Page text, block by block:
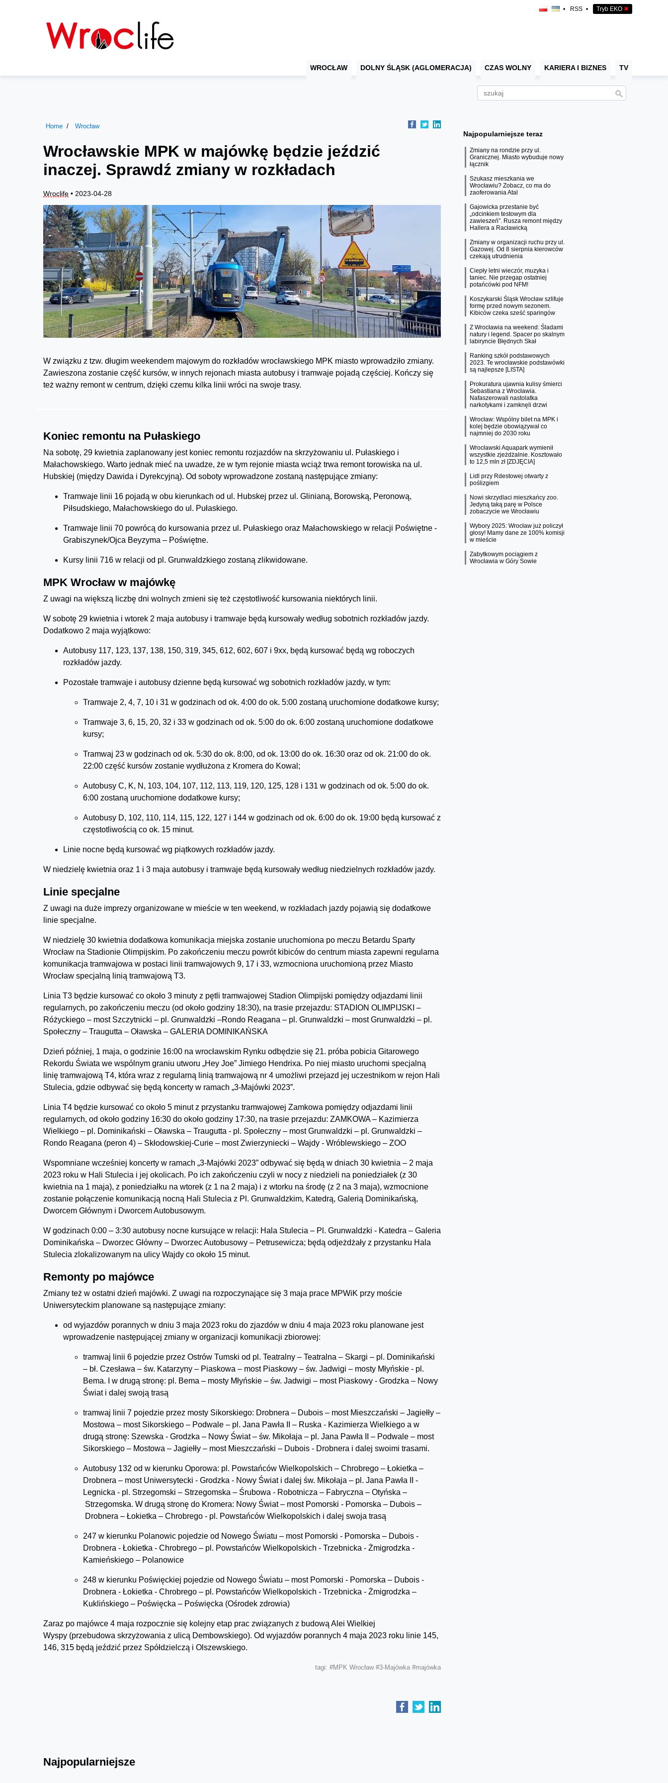
• RSS • Tryb EKO ✖
WROCŁAW DOLNY ŚLĄSK (AGLOMERACJA) CZAS WOLNY KARIERA I BIZNES TV
Home Wrocław
Wrocławskie MPK w majówkę będzie jeździć
inaczej. Sprawdź zmiany w rozkładach
Wroclife • 2023-04-28
W związku z tzw. długim weekendem majowym do rozkładów wrocławskiego MPK miasto wprowadziło zmiany.
Zawieszona zostanie część kursów, w innych rejonach miasta autobusy i tramwaje pojadą częściej. Kończy się
też ważny remont w centrum, dzięki czemu kilka linii wróci na swoje trasy.
Koniec remontu na Pułaskiego
Na sobotę, 29 kwietnia zaplanowany jest koniec remontu rozjazdów na skrzyżowaniu ul. Pułaskiego i
Małachowskiego. Warto jednak mieć na uwadze, że w tym rejonie miasta wciąż trwa remont torowiska na ul.
Hubskiej (między Dawida i Dyrekcyjną). Od soboty wprowadzone zostaną następujące zmiany:
Tramwaje linii 16 pojadą w obu kierunkach od ul. Hubskej przez ul. Glinianą, Borowską, Peronową,
Piłsudskiego, Małachowskiego do ul. Pułaskiego.
Tramwaje linii 70 powrócą do kursowania przez ul. Pułaskiego oraz Małachowskiego w relacji Poświętne -
Grabiszynek/Ojca Beyzyma – Poświętne.
Kursy linii 716 w relacji od pl. Grunwaldzkiego zostaną zlikwidowane.
MPK Wrocław w majówkę
Z uwagi na większą liczbę dni wolnych zmieni się też częstotliwość kursowania niektórych linii.
W sobotę 29 kwietnia i wtorek 2 maja autobusy i tramwaje będą kursowały według sobotnich rozkładów jazdy.
Dodatkowo 2 maja wyjątkowo:
Autobusy 117, 123, 137, 138, 150, 319, 345, 612, 602, 607 i 9xx, będą kursować będą wg roboczych
rozkładów jazdy.
Pozostałe tramwaje i autobusy dzienne będą kursować wg sobotnich rozkładów jazdy, w tym:
Tramwaje 2, 4, 7, 10 i 31 w godzinach od ok. 4:00 do ok. 5:00 zostaną uruchomione dodatkowe kursy;
Tramwaje 3, 6, 15, 20, 32 i 33 w godzinach od ok. 5:00 do ok. 6:00 zostaną uruchomione dodatkowe
kursy;
Tramwaj 23 w godzinach od ok. 5:30 do ok. 8:00, od ok. 13:00 do ok. 16:30 oraz od ok. 21:00 do ok.
22:00 część kursów zostanie wydłużona z Kromera do Kowal;
Autobusy C, K, N, 103, 104, 107, 112, 113, 119, 120, 125, 128 i 131 w godzinach od ok. 5:00 do ok.
6:00 zostaną uruchomione dodatkowe kursy;
Autobusy D, 102, 110, 114, 115, 122, 127 i 144 w godzinach od ok. 6:00 do ok. 19:00 będą kursować z
częstotliwością co ok. 15 minut.
Linie nocne będą kursować wg piątkowych rozkładów jazdy.
W niedzielę kwietnia oraz 1 i 3 maja autobusy i tramwaje będą kursowały według niedzielnych rozkładów jazdy.
Linie specjalne
Z uwagi na duże imprezy organizowane w mieście w ten weekend, w rozkładach jazdy pojawią się dodatkowe
linie specjalne.
W niedzielę 30 kwietnia dodatkowa komunikacja miejska zostanie uruchomiona po meczu Betardu Sparty
Wrocław na Stadionie Olimpijskim. Po zakończeniu meczu powrót kibiców do centrum miasta zapewni regularna
komunikacja tramwajowa w postaci linii tramwajowych 9, 17 i 33, wzmocniona uruchomioną przez Miasto
Wrocław specjalną linią tramwajową T3.
Linia T3 będzie kursować co około 3 minuty z pętli tramwajowej Stadion Olimpijski pomiędzy odjazdami linii
regularnych, po zakończeniu meczu (od około godziny 18:30), na trasie przejazdu: STADION OLIMPIJSKI –
Różyckiego – most Szczytnicki – pl. Grunwaldzki –Rondo Reagana – pl. Grunwaldzki – most Grunwaldzki – pl.
Społeczny – Traugutta – Oławska – GALERIA DOMINIKAŃSKA
Dzień później, 1 maja, o godzinie 16:00 na wrocławskim Rynku odbędzie się 21. próba pobicia Gitarowego
Rekordu Świata we wspólnym graniu utworu „Hey Joe” Jimiego Hendrixa. Po niej miasto uruchomi specjalną
linię tramwajową T4, która wraz z regularną linią tramwajową nr 4 umożliwi przejazd jej uczestnikom w rejon Hali
Stulecia, gdzie odbywać się będą koncerty w ramach „3-Majówki 2023”.
Linia T4 będzie kursować co około 5 minut z przystanku tramwajowej Zamkowa pomiędzy odjazdami linii
regularnych, od około godziny 16:30 do około godziny 17:30, na trasie przejazdu: ZAMKOWA – Kazimierza
Wielkiego – pl. Dominikański – Oławska – Traugutta - pl. Społeczny – most Grunwaldzki – pl. Grunwaldzki –
Rondo Reagana (peron 4) – Skłodowskiej-Curie – most Zwierzyniecki – Wajdy - Wróblewskiego – ZOO
Wspomniane wcześniej koncerty w ramach „3-Majówki 2023” odbywać się będą w dniach 30 kwietnia – 2 maja
2023 roku w Hali Stulecia i jej okolicach. Po ich zakończeniu czyli w nocy z niedzieli na poniedziałek (z 30
kwietnia na 1 maja), z poniedziałku na wtorek (z 1 na 2 maja) i z wtorku na środę (z 2 na 3 maja), wzmocnione
zostanie połączenie komunikacją nocną Hali Stulecia z Pl. Grunwaldzkim, Katedrą, Galerią Dominikańską,
Dworcem Głównym i Dworcem Autobusowym.
W godzinach 0:00 – 3:30 autobusy nocne kursujące w relacji: Hala Stulecia – Pl. Grunwaldzki - Katedra – Galeria
Dominikańska – Dworzec Główny – Dworzec Autobusowy – Petrusewicza; będą odjeżdżały z przystanku Hala
Stulecia zlokalizowanym na ulicy Wajdy co około 15 minut.
Remonty po majówce
Zmiany też w ostatni dzień majówki. Z uwagi na rozpoczynające się 3 maja prace MPWiK przy moście
Uniwersyteckim planowane są następujące zmiany:
od wyjazdów porannych w dniu 3 maja 2023 roku do zjazdów w dniu 4 maja 2023 roku planowane jest
wprowadzenie następującej zmiany w organizacji komunikacji zbiorowej:
tramwaj linii 6 pojedzie przez Ostrów Tumski od pl. Teatralny – Teatralna – Skargi – pl. Dominikański
– bł. Czesława – św. Katarzyny – Piaskowa – most Piaskowy – św. Jadwigi – mosty Młyńskie - pl.
Bema. I w drugą stronę: pl. Bema – mosty Młyńskie – św. Jadwigi – most Piaskowy - Grodzka – Nowy
Świat i dalej swoją trasą
tramwaj linii 7 pojedzie przez mosty Sikorskiego: Drobnera – Dubois – most Mieszczański – Jagiełły –
Mostowa – most Sikorskiego – Podwale – pl. Jana Pawła II – Ruska - Kazimierza Wielkiego a w
drugą stronę: Szewska - Grodzka – Nowy Świat – św. Mikołaja – pl. Jana Pawła II – Podwale – most
Sikorskiego – Mostowa – Jagiełły – most Mieszczański – Dubois - Drobnera i dalej swoimi trasami.
Autobusy 132 od w kierunku Oporowa: pl. Powstańców Wielkopolskich – Chrobrego – Łokietka –
Drobnera – most Uniwersytecki - Grodzka - Nowy Świat i dalej św. Mikołaja – pl. Jana Pawła II -
Legnicka - pl. Strzegomski – Strzegomska – Śrubowa - Robotnicza – Fabryczna – Otyńska –
Strzegomska. W drugą stronę do Kromera: Nowy Świat – most Pomorski - Pomorska – Dubois –
Drobnera – Łokietka – Chrobrego - pl. Powstańców Wielkopolskich i dalej swoja trasą
247 w kierunku Polanowic pojedzie od Nowego Światu – most Pomorski - Pomorska – Dubois -
Drobnera - Łokietka - Chrobrego – pl. Powstańców Wielkopolskich - Trzebnicka - Żmigrodzka -
Kamieńskiego – Polanowice
248 w kierunku Poświęckiej pojedzie od Nowego Światu – most Pomorski - Pomorska – Dubois -
Drobnera - Łokietka - Chrobrego – pl. Powstańców Wielkopolskich - Trzebnicka - Żmigrodzka –
Kuklińskiego – Poświęcka – Poświęcka (Ośrodek zdrowia)
Zaraz po majówce 4 maja rozpocznie się kolejny etap prac związanych z budową Alei Wielkiej
Wyspy (przebudowa skrzyżowania z ulicą Dembowskiego). Od wyjazdów porannych 4 maja 2023 roku linie 145,
146, 315 będą jeździć przez Spółdzielczą i Olszewskiego.
tagi: #MPK Wrocław #3-Majówka #majówka
Najpopularniejsze teraz
Zmiany na rondzie przy ul.
Granicznej. Miasto wybuduje nowy
łącznik
Szukasz mieszkania we
Wrocławiu? Zobacz, co ma do
zaoferowania Atal
Gajowicka przestanie być
„odcinkiem testowym dla
zawieszeń”. Rusza remont między
Hallera a Racławicką
Zmiany w organizacji ruchu przy ul.
Gazowej. Od 8 sierpnia kierowców
czekają utrudnienia
Ciepły letni wieczór, muzyka i
taniec. Nie przegap ostatniej
potańcówki pod NFM!
Koszykarski Śląsk Wrocław szlifuje
formę przed nowym sezonem.
Kibiców czeka sześć sparingów
Z Wrocławia na weekend: Śladami
natury i legend. Spacer po skalnym
labiryncie Błędnych Skał
Ranking szkół podstawowych
2023. Te wrocławskie podstawówki
są najlepsze [LISTA]
Prokuratura ujawnia kulisy śmierci
Sebastiana z Wrocławia.
Nafaszerowali nastolatka
narkotykami i zamknęli drzwi
Wrocław: Wspólny bilet na MPK i
kolej będzie obowiązywał co
najmniej do 2030 roku
Wrocławski Aquapark wymienił
wszystkie zjeżdżalnie. Kosztowało
to 12,5 mln zł [ZDJĘCIA]
Lidl przy Rdestowej otwarty z
poślizgiem
Nowi skrzydlaci mieszkańcy zoo.
Jedyną taką parę w Polsce
zobaczycie we Wrocławiu
Wybory 2025: Wrocław już policzył
głosy! Mamy dane ze 100% komisji
w mieście
Zabytkowym pociągiem z
Wrocławia w Góry Sowie
Najpopularniejsze